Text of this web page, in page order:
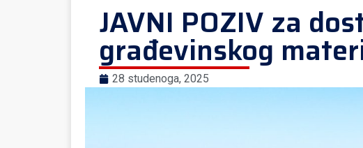
JAVNI POZIV za
građevinskog
28 studenoga, 2025